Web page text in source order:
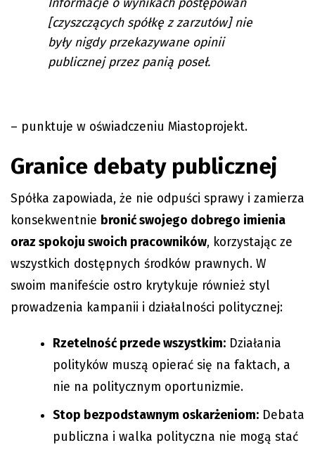
Informacje o wynikach postępowań
[czyszczących spółkę z zarzutów] nie
były nigdy przekazywane opinii
publicznej przez panią poseł.
– punktuje w oświadczeniu Miastoprojekt.
Granice debaty publicznej
Spółka zapowiada, że nie odpuści sprawy i zamierza
konsekwentnie bronić swojego dobrego imienia
oraz spokoju swoich pracowników, korzystając ze
wszystkich dostępnych środków prawnych. W
swoim manifeście ostro krytykuje również styl
prowadzenia kampanii i działalności politycznej:
Rzetelność przede wszystkim: Działania
polityków muszą opierać się na faktach, a
nie na politycznym oportunizmie.
Stop bezpodstawnym oskarżeniom: Debata
publiczna i walka polityczna nie mogą stać